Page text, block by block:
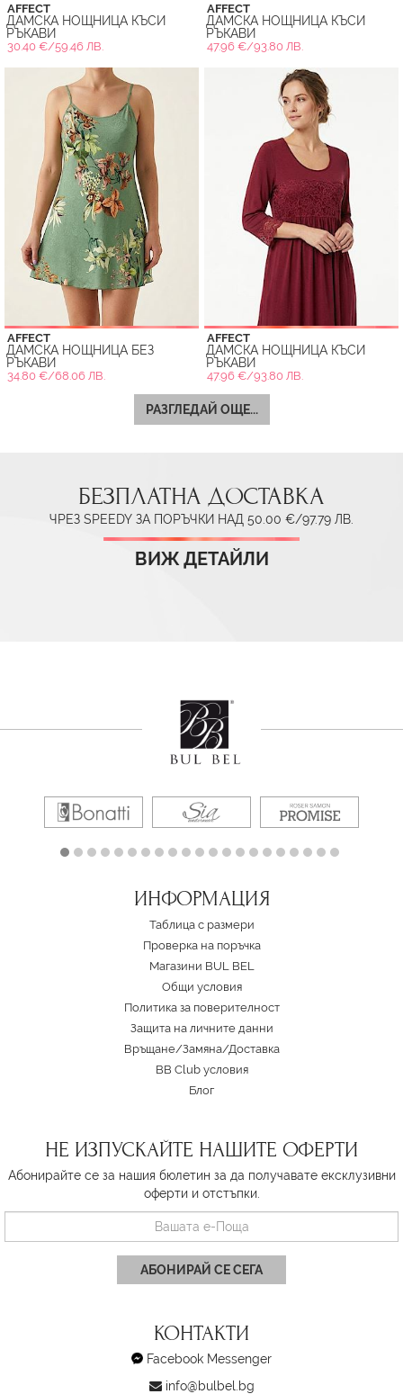
AFFECT
ДАМСКА НОЩНИЦА КЪСИ
РЪКАВИ
30.40 €/59.46 ЛВ.
AFFECT
ДАМСКА НОЩНИЦА КЪСИ
РЪКАВИ
47.96 €/93.80 ЛВ.
AFFECT
ДАМСКА НОЩНИЦА БЕЗ
РЪКАВИ
34.80 €/68.06 ЛВ.
AFFECT
ДАМСКА НОЩНИЦА КЪСИ
РЪКАВИ
47.96 €/93.80 ЛВ.
РАЗГЛЕДАЙ ОЩЕ...
БЕЗПЛАТНА ДОСТАВКА
ЧРЕЗ SPEEDY ЗА ПОРЪЧКИ НАД 50.00 €/97.79 ЛВ.
ВИЖ ДЕТАЙЛИ
ИНФОРМАЦИЯ
Таблица с размери
Проверка на поръчка
Магазини BUL BEL
Oбщи условия
Политика за поверителност
Защита на личните данни
Връщане/Замяна/Доставка
BB Club условия
Блог
НЕ ИЗПУСКАЙТЕ НАШИТЕ ОФЕРТИ
Абонирайте се за нашия бюлетин за да получавате ексклузивни
оферти и отстъпки.
АБОНИРАЙ СЕ СЕГА
КОНТАКТИ
Facebook Messenger
info@bulbel.bg